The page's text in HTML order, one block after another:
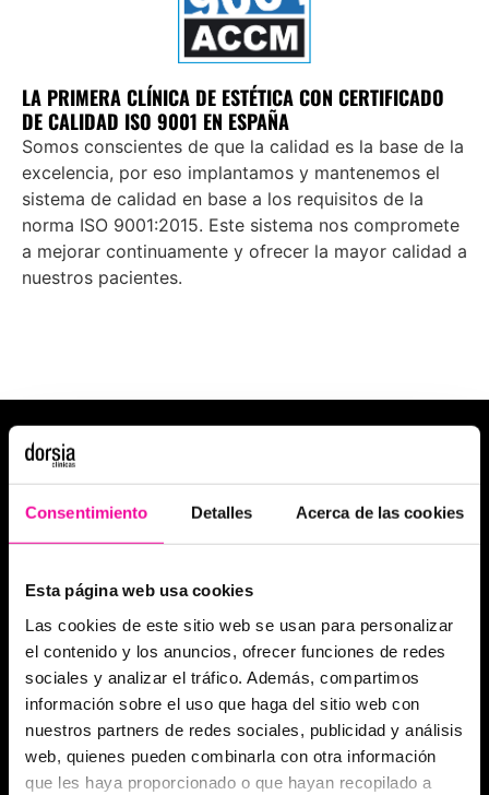
Consentimiento Detalles Acerca de las cookies
Esta página web usa cookies
Las cookies de este sitio web se usan para personalizar
el contenido y los anuncios, ofrecer funciones de redes
sociales y analizar el tráfico. Además, compartimos
información sobre el uso que haga del sitio web con
nuestros partners de redes sociales, publicidad y análisis
web, quienes pueden combinarla con otra información
que les haya proporcionado o que hayan recopilado a
LA PRIMERA CLÍNICA DE ESTÉTICA CON CERTIFICADO
DE CALIDAD ISO 9001 EN ESPAÑA
Somos conscientes de que la calidad es la base de la
excelencia, por eso implantamos y mantenemos el
sistema de calidad en base a los requisitos de la
norma ISO 9001:2015. Este sistema nos compromete
a mejorar continuamente y ofrecer la mayor calidad a
nuestros pacientes.